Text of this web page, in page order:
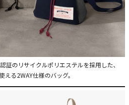
証のリサイクルポリエステルを採用した、
る2WAY仕様のバッグ。